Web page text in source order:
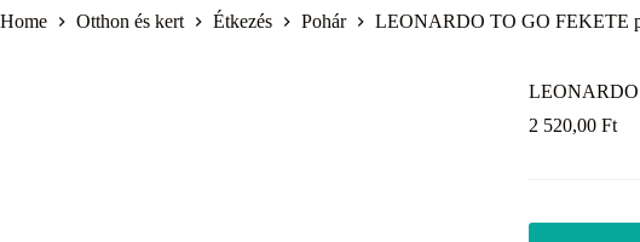
Home Otthon és kert Étkezés Pohár LEONARDO TO GO FEKETE
LEONARDO
2 520,00Ft